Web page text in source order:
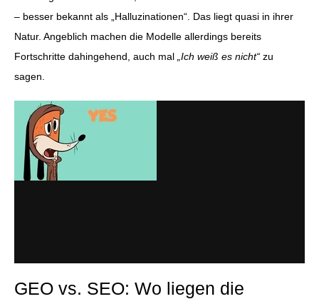
– besser bekannt als „Halluzinationen“. Das liegt quasi in ihrer
Natur. Angeblich machen die Modelle allerdings bereits
Fortschritte dahingehend, auch mal „Ich weiß es nicht“ zu
sagen.
GEO vs. SEO: Wo liegen die